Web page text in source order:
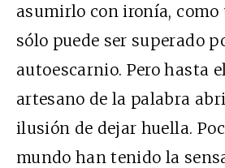
asumirlo con ironía, como
sólo puede ser superado
autoescarnio. Pero hasta
artesano de la palabra
ilusión de dejar huella.
mundo han tenido la